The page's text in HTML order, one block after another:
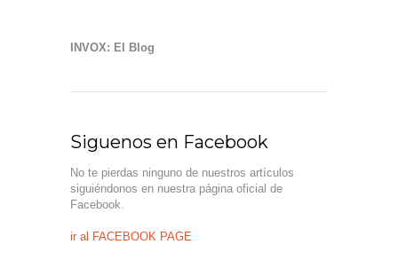
INVOX: El Blog
Siguenos en Facebook
No te pierdas ninguno de nuestros artículos
siguiéndonos en nuestra página oficial de
Facebook.
ir al FACEBOOK PAGE